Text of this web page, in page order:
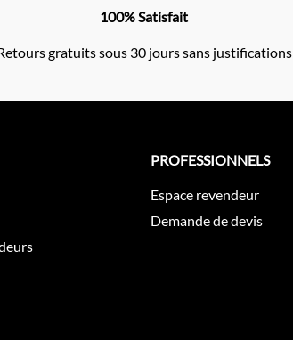
100% Satisfait
gratuits sous 30 jours sans justifications
PROFESSIONNELS
Espace revendeur
Demande de devis